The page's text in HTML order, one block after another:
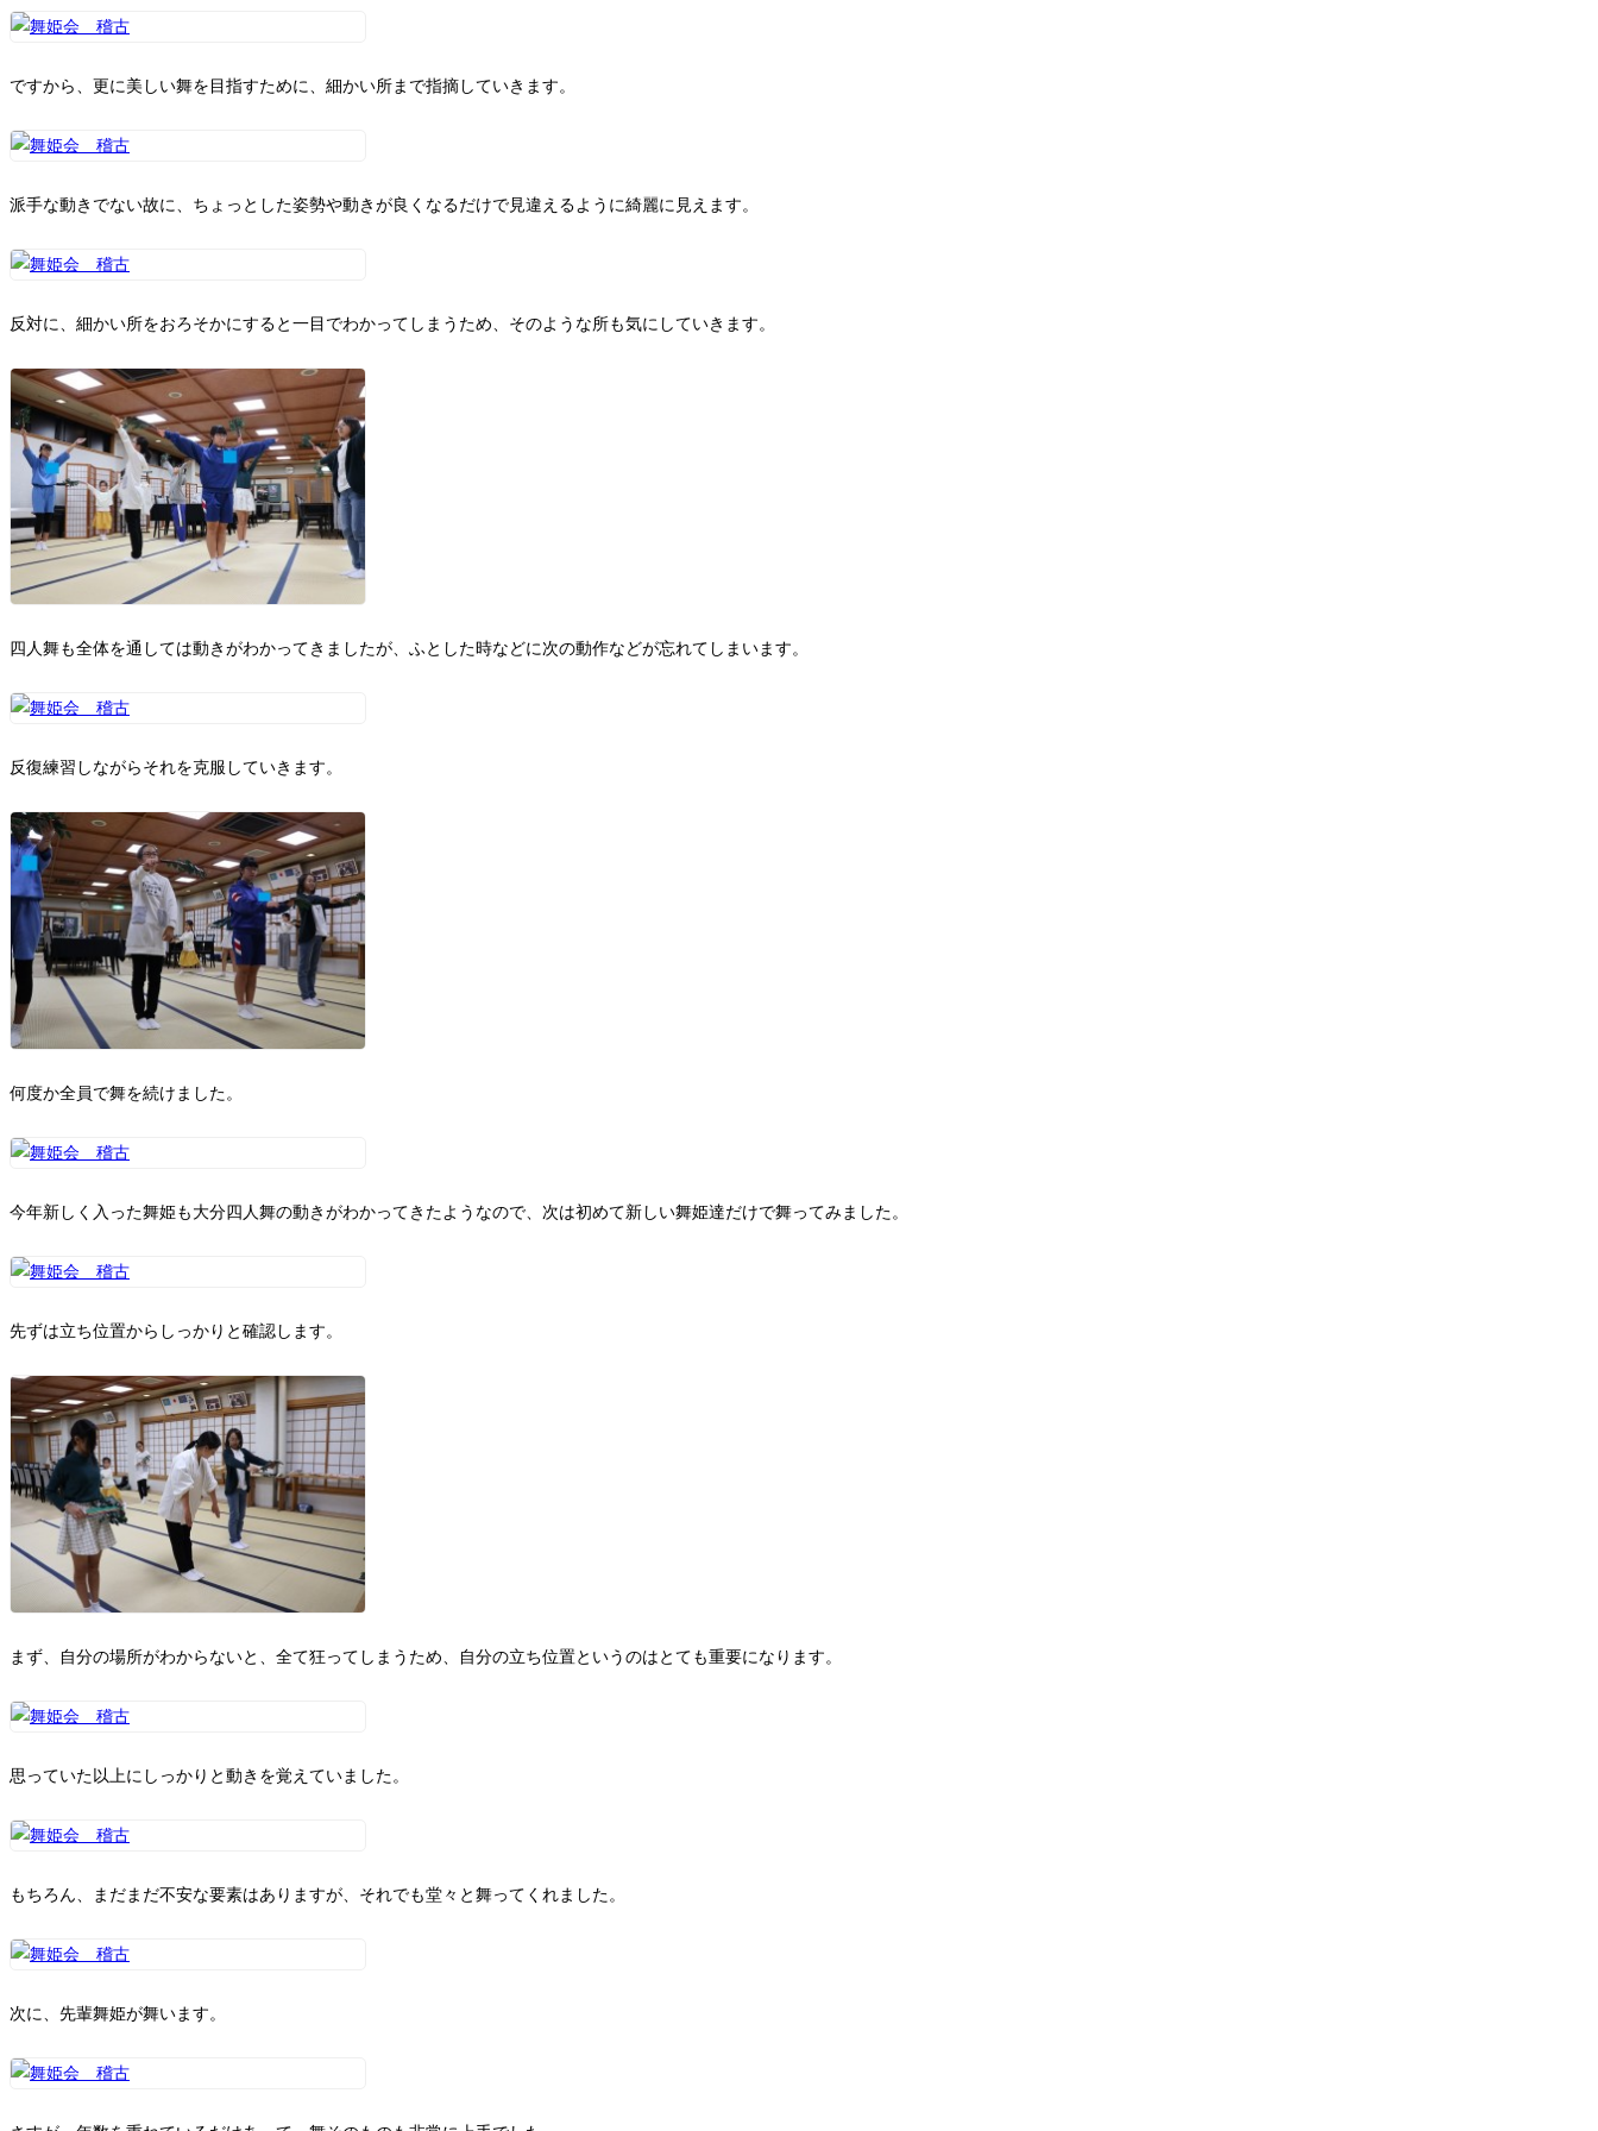
ですから、更に美しい舞を目指すために、細かい所まで指摘していきます。
派手な動きでない故に、ちょっとした姿勢や動きが良くなるだけで見違えるように綺麗に見えます。
反対に、細かい所をおろそかにすると一目でわかってしまうため、そのような所も気にしていきます。
四人舞も全体を通しては動きがわかってきましたが、ふとした時などに次の動作などが忘れてしまいます。
反復練習しながらそれを克服していきます。
何度か全員で舞を続けました。
今年新しく入った舞姫も大分四人舞の動きがわかってきたようなので、次は初めて新しい舞姫達だけで舞ってみました。
先ずは立ち位置からしっかりと確認します。
まず、自分の場所がわからないと、全て狂ってしまうため、自分の立ち位置というのはとても重要になります。
思っていた以上にしっかりと動きを覚えていました。
もちろん、まだまだ不安な要素はありますが、それでも堂々と舞ってくれました。
次に、先輩舞姫が舞います。